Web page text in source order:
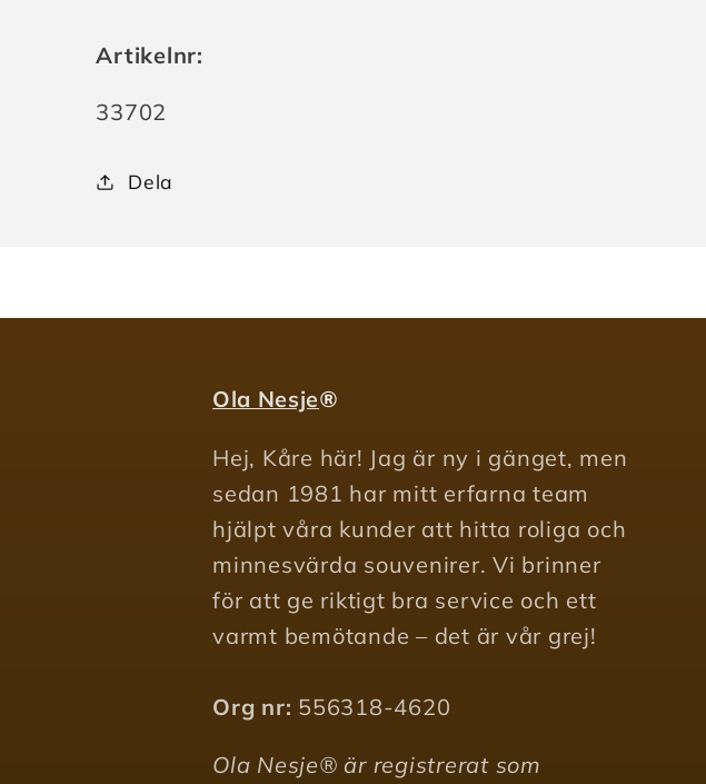
Artikelnr:
Lagerhållningsenhet:
33702
Dela
Ola Nesje®
Hej, Kåre här! Jag är ny i gänget, men
sedan 1981 har mitt erfarna team
hjälpt våra kunder att hitta roliga och
minnesvärda souvenirer. Vi brinner
för att ge riktigt bra service och ett
varmt bemötande – det är vår grej!
Org nr: 556318-4620
Ola Nesje® är registrerat som